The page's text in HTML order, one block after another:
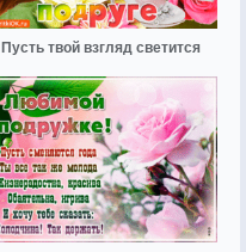
Пусть твой взгляд светится